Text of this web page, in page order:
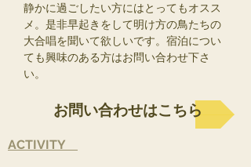
静かに過ごしたい方にはとってもオスス
メ。是非早起きをして明け方の鳥たちの
大合唱を聞いて欲しいです。宿泊につい
ても興味のある方はお問い合わせ下さ
い。
お問い合わせはこちら
ACTIVITY